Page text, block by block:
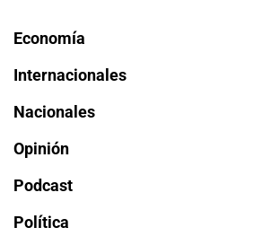
Economía
Internacionales
Nacionales
Opinión
Podcast
Política